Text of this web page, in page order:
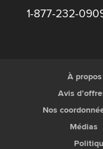
1-877-232-
À
Avis
Nos
Médias